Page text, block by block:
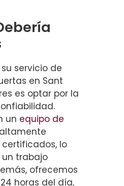
servicio de
en Sant
es optar por la
un equipo de
altamente
lo
trabajo
ofrecemos
horas del día,